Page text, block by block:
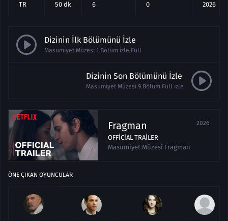
TR
50 dk
6
0
2026
Dizinin İlk Bölümünü İzle
Masumiyet Müzesi 1.Bölüm izle Full
Dizinin Son Bölümünü İzle
Masumiyet Müzesi 9.Bölüm Full izle
Fragman
OFFICIAL TRAILER
Masumiyet Müzesi Fragman
2026
ÖNE ÇIKAN OYUNCULAR